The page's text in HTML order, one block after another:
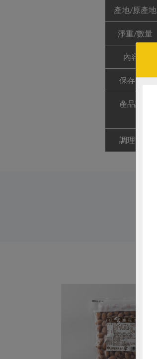
產地/原產地
淨重/數量
內容物
保存條件
產品說明
調理方式